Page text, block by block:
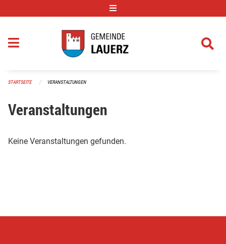
STARTSEITE VERANSTALTUNGEN
Veranstaltungen
Keine Veranstaltungen gefunden.